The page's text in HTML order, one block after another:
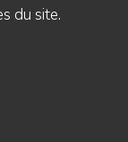
du site.